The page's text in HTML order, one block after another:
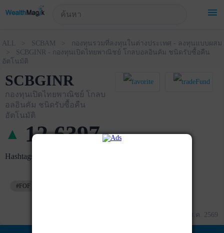
menu
ALL > SCBAM > กองทุนรวมที่ลงทุนในต่างประเทศ - ลงทุนแบบผสม
> SCBGINR - กองทุนเปิดไทยพาณิชย์ โกลบอลอินคัม ชนิดรับซื้อคืน
อัตโนมัติ
SCBGINR
กองทุนเปิดไทยพาณิชย์ โกลบ
อลอินคัม ชนิดรับซื้อคืน
อัตโนมัติ
▲ 12.6397+0.1033
Hashtags
#FOF
ข้อมูล ณ วันที่ 05 ส.ค. 2569
!-- Start Advertise -->